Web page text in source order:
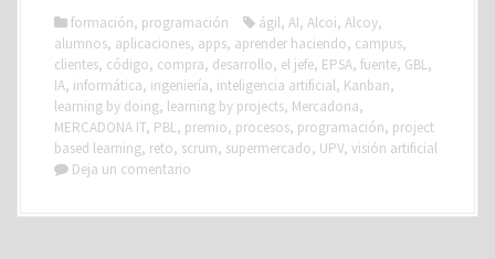
formación, programación ágil, AI, Alcoi, Alcoy,
alumnos, aplicaciones, apps, aprender haciendo, campus,
clientes, código, compra, desarrollo, el jefe, EPSA, fuente, GBL,
IA, informática, ingeniería, inteligencia artificial, Kanban,
learning by doing, learning by projects, Mercadona,
MERCADONA IT, PBL, premio, procesos, programación, project
based learning, reto, scrum, supermercado, UPV, visión artificial
Deja un comentario